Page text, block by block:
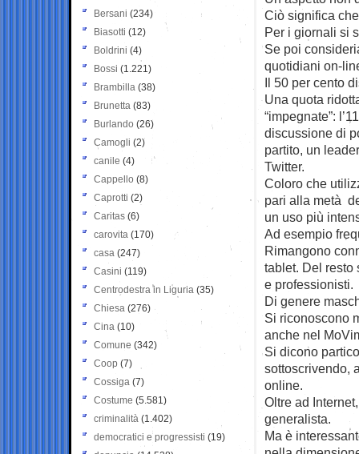
Ciò significa
Per i giornali si
Se poi
quotidiani on-
Il 50 per cento
Una quota
“impegnate”:
discussione di
partito, un
Twitter.
Coloro che
pari alla metà
un uso più
Ad esempio
Rimangono
tablet. Del resto
e professionisti.
Di genere
Si riconoscono
anche nel
Si dicono
sottoscrivendo,
online.
Oltre ad
generalista.
Ma è
Bersani (234)
Biasotti (12)
Boldrini (4)
Bossi (1.221)
Brambilla (38)
Brunetta (83)
Burlando (26)
Camogli (2)
canile (4)
Cappello (8)
Caprotti (2)
Caritas (6)
carovita (170)
casa (247)
Casini (119)
Centrodestra in Liguria (35)
Chiesa (276)
Cina (10)
Comune (342)
Coop (7)
Cossiga (7)
Costume (5.581)
criminalità (1.402)
democratici e progressisti (19)